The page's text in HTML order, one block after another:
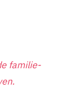
familie-